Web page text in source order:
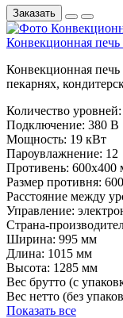
Заказать
Конвекционная
Конвекционная
пекарнях,
Количество уровней:
Подключение: 380 В
Мощность: 19 кВт
Пароувлажнение: 12
Противень: 600х400
Размер противня:
Расстояние между
Управление:
Страна-
Ширина: 995 мм
Длина: 1015 мм
Высота: 1285 мм
Вес брутто (с
Вес нетто (без
Показать все